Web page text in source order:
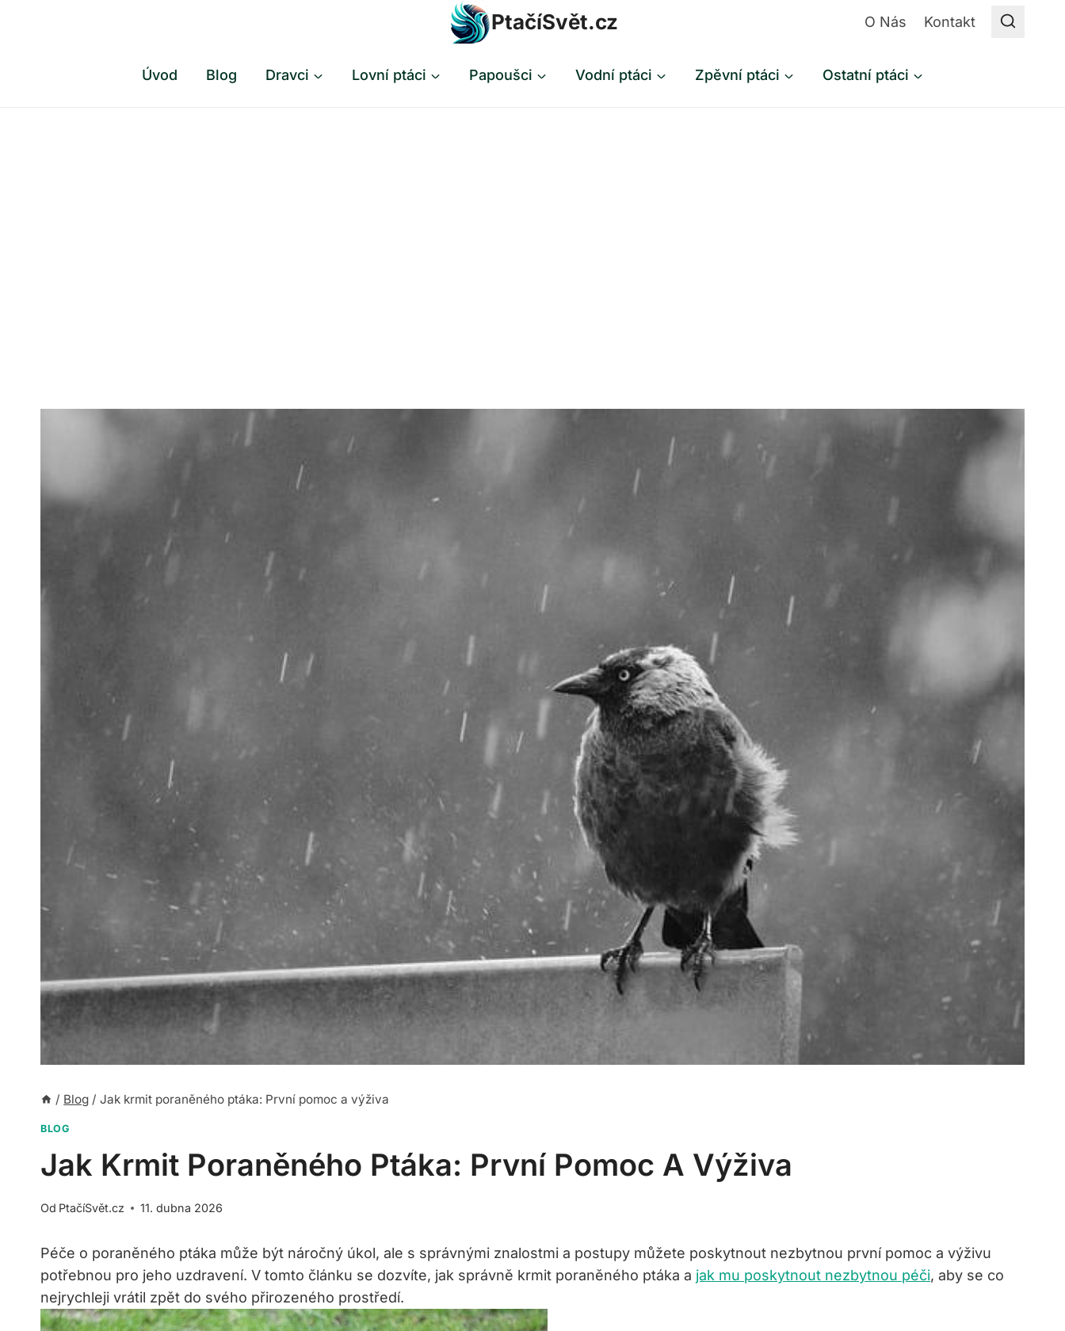
PtačíSvět.cz O Nás Kontakt
Úvod Blog Dravci Lovní ptáci Papoušci Vodní ptáci Zpěvní ptáci Ostatní ptáci
/ Blog / Jak krmit poraněného ptáka: První pomoc a výživa
BLOG
Jak Krmit Poraněného Ptáka: První Pomoc A Výživa
Od PtačíSvět.cz 11. dubna 2026
Péče o poraněného ptáka může být náročný úkol, ale s správnými znalostmi a postupy můžete poskytnout nezbytnou první pomoc a výživu
potřebnou pro jeho uzdravení. V tomto článku se dozvíte, jak správně krmit poraněného ptáka a jak mu poskytnout nezbytnou péči, aby se co
nejrychleji vrátil zpět do svého přirozeného prostředí.